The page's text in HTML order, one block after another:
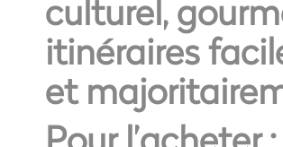
culturel,
itinéraires
et